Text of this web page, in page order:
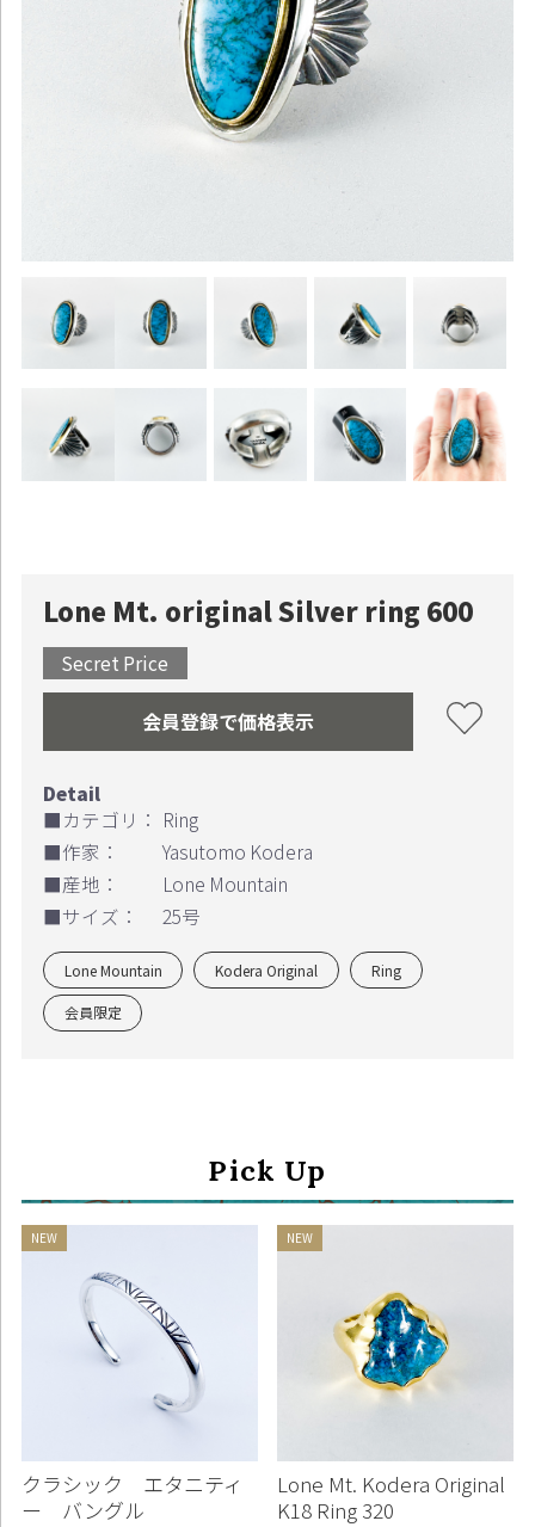
Lone Mt. original Silver ring 600
Secret Price
会員登録で価格表示
■カテゴリ： Ring
■作家：
Yasutomo Kodera
■産地：
Lone Mountain
■サイズ：
25号
Lone Mountain Kodera Original Ring
会員限定
お買い物を続ける カートへ進む
Pick Up
クラシック エタニティ
ー バングル
Lone Mt. Kodera Original
K18 Ring 320